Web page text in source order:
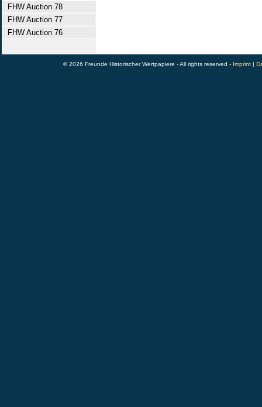
FHW Auction 78
FHW Auction 77
FHW Auction 76
© 2026 Freunde Historischer Wertpapiere - All rights reserved - Imprint |